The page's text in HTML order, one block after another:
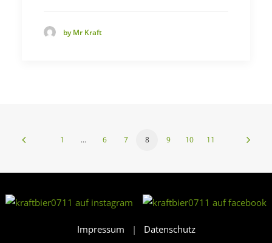
by Mr Kraft
1 … 6 7 8 9 10 11
Impressum | Datenschutz